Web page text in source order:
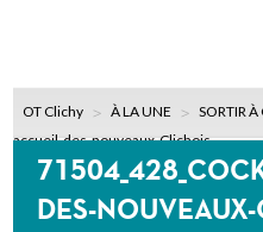
OT Clichy À LA UNE SORTIR À
accueil-des-nouveaux-Clichois
DES-